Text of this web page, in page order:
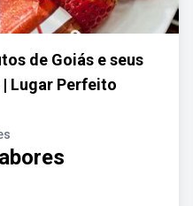
de Goiás e seus
Lugar Perfeito